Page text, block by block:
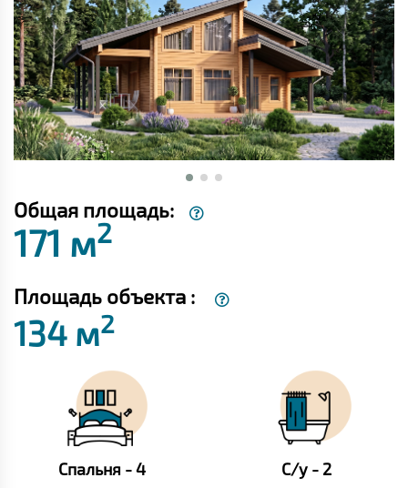
Общая площадь:
171 м2
Площадь объекта :
134 м2
Спальня - 4 С/у - 2